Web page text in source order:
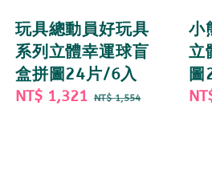
玩具總動員好玩具
系列立體幸運球盲
盒拼圖24片/6入
Sale
NT$ 1,321 Regular
NT$ 1,554
小
立
圖